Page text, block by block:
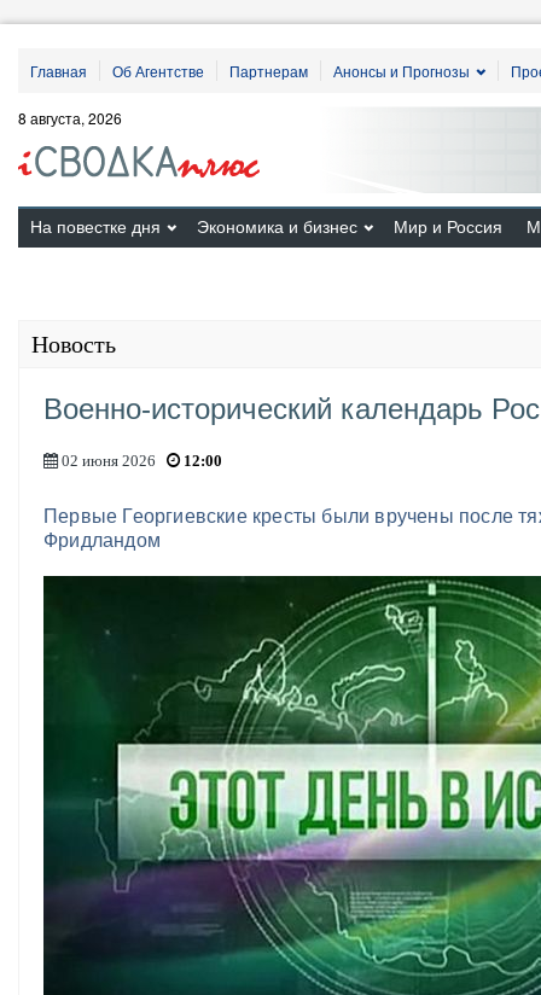
Главная Об Агентстве Партнерам Анонсы и Прогнозы
8 августа, 2026
На повестке дня Экономика и бизнес Мир и Россия
Новость
Военно-исторический календарь
02 июня 2026 12:00
Первые Георгиевские кресты были вручены после
Фридландом